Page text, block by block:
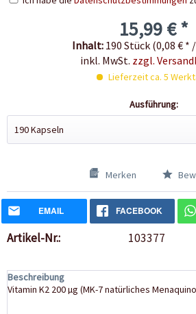
15,99 € *
Inhalt: 190 Stück (0,08 € *
inkl. MwSt. zzgl.
Lieferzeit ca. 5
Ausführung:
Merken
EMAIL FACEBOOK
Artikel-Nr.: 103377
Beschreibung
Vitamin K2 200 µg (MK-7 natürliches